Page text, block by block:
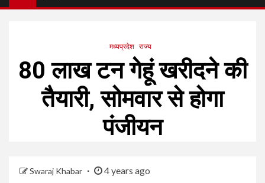
मध्यप्रदेश राज्य
80 लाख टन गेहूं खरीदने की
तैयारी, सोमवार से होगा
पंजीयन
Swaraj Khabar
4 years ago